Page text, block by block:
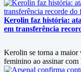
Kerolin faz história:
em transferência
Kerolin se torna a maior
feminino ao assinar